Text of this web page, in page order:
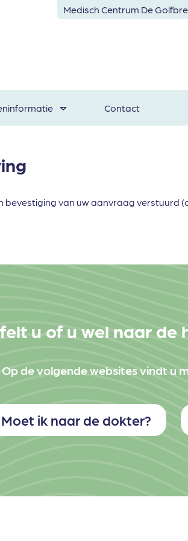
Medisch Centrum De
Contact
bevestiging van uw aanvraag verstuurd
u of u wel naar de
Op de volgende websites vindt u
Moet ik naar de dokter?